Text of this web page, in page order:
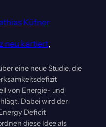
Küfner
neu kartiert
eine neue Studie, die
von Energie- und
Dabei wird der
Deficit
diese Idee als